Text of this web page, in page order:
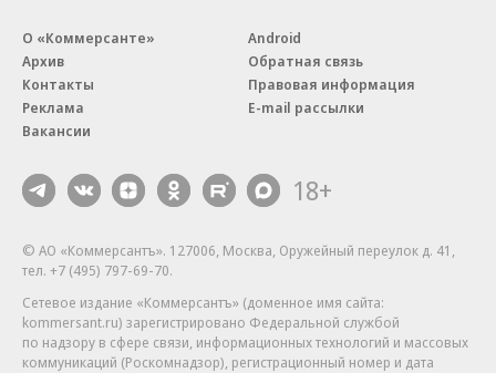
О «Коммерсанте»
Архив
Контакты
Реклама
Вакансии
Android
Обратная связь
Правовая информация
E-mail рассылки
18+
© АО «Коммерсантъ». 127006, Москва, Оружейный переулок д. 41,
тел. +7 (495) 797-69-70.
Сетевое издание «Коммерсантъ» (доменное имя сайта:
kommersant.ru) зарегистрировано Федеральной службой
по надзору в сфере связи, информационных технологий и массовых
коммуникаций (Роскомнадзор), регистрационный номер и дата